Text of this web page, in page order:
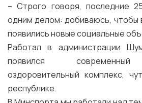
– Строго говоря, последние
одним делом: добиваюсь, чтобы
появились новые социальные
Работал в администрации
появился современный
оздоровительный комплекс,
республике.